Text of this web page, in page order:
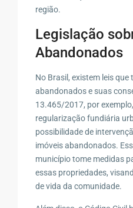
região.
Legislação
Abandonados
No Brasil, existem leis
abandonados e suas
13.465/2017, por
regularização fundiária
possibilidade de
imóveis abandonados.
município tome medidas
essas propriedades,
de vida da comunidade.